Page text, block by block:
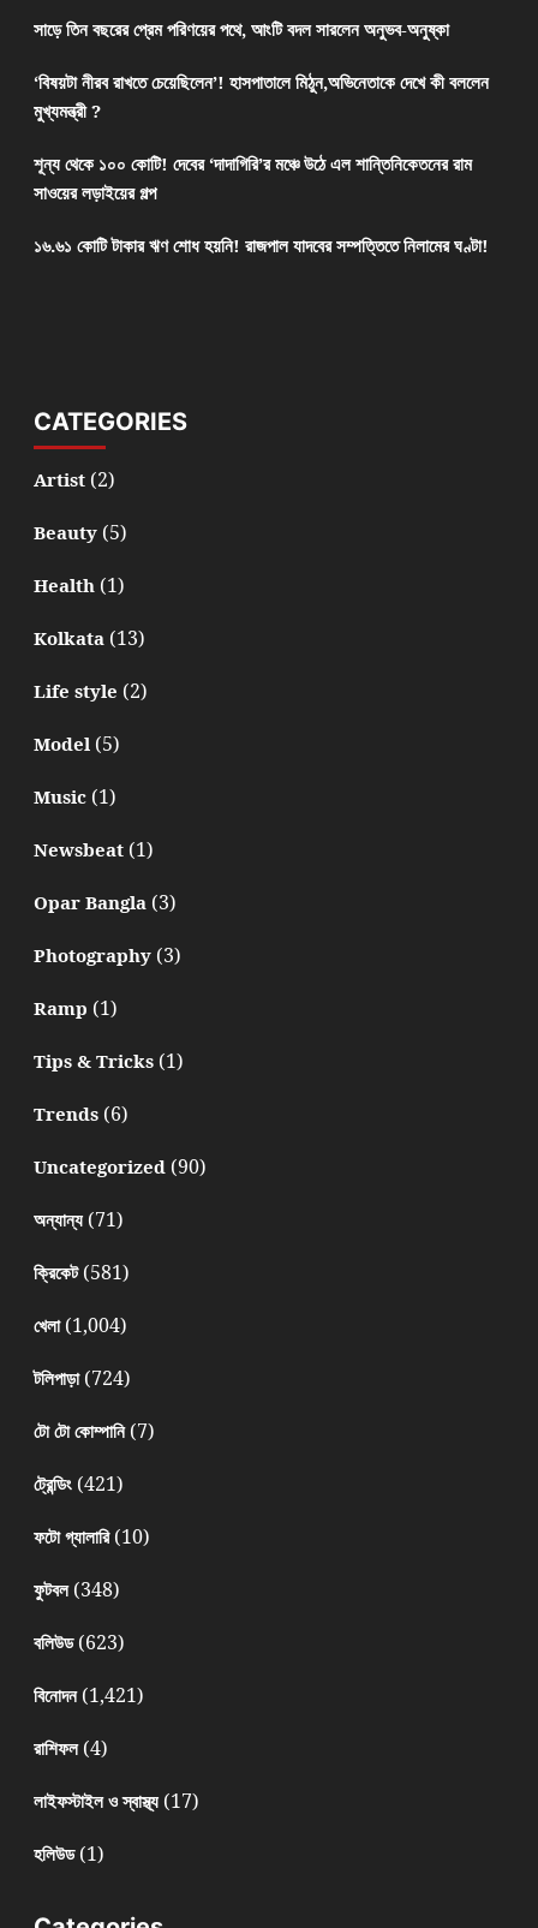
সাড়ে তিন বছরের প্রেম পরিণয়ের পথে, আংটি বদল সারলেন অনুভব-অনুষ্কা
‘বিষয়টা নীরব রাখতে চেয়েছিলেন’! হাসপাতালে মিঠুন,অভিনেতাকে দেখে কী বললেন
মুখ্যমন্ত্রী ?
শূন্য থেকে ১০০ কোটি! দেবের ‘দাদাগিরি’র মঞ্চে উঠে এল শান্তিনিকেতনের রাম
সাওয়ের লড়াইয়ের গল্প
১৬.৬১ কোটি টাকার ঋণ শোধ হয়নি! রাজপাল যাদবের সম্পত্তিতে নিলামের ঘণ্টা!
CATEGORIES
Artist(2)
Beauty(5)
Health(1)
Kolkata(13)
Life style (2)
Model(5)
Music(1)
Newsbeat(1)
Opar Bangla(3)
Photography(3)
Ramp (1)
Tips & Tricks(1)
Trends(6)
Uncategorized(90)
অন্যান্য(71)
ক্রিকেট(581)
খেলা(1,004)
টলিপাড়া(724)
টো টো কোম্পানি(7)
ট্রেন্ডিং(421)
ফটো গ্যালারি(10)
ফুটবল(348)
বলিউড(623)
বিনোদন(1,421)
রাশিফল(4)
লাইফস্টাইল ও স্বাস্থ্য(17)
হলিউড(1)